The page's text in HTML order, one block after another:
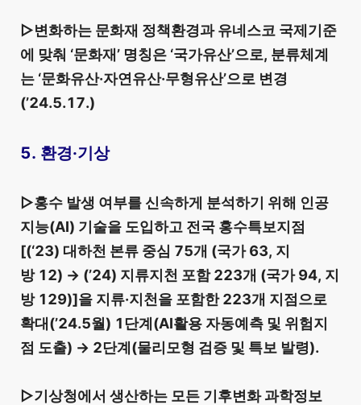
▷변화하는 문화재 정책환경과 유네스코 국제기준
에 맞춰 ‘문화재’ 명칭은 ‘국가유산’으로, 분류체계
는 ‘문화유산·자연유산·무형유산’으로 변경
(’24.5.17.)
5. 환경·기상
▷홍수 발생 여부를 신속하게 분석하기 위해 인공
지능(AI) 기술을 도입하고 전국 홍수특보지점
[(‘23) 대하천 본류 중심 75개 (국가 63, 지
방 12) → (’24) 지류지천 포함 223개 (국가 94, 지
방 129)]을 지류·지천을 포함한 223개 지점으로
확대(’24.5월) 1단계(AI활용 자동예측 및 위험지
점 도출) → 2단계(물리모형 검증 및 특보 발령).
▷기상청에서 생산하는 모든 기후변화 과학정보